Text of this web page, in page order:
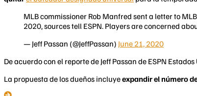
MLB commissioner Rob Manfred sent a letter to
2020, sources tell ESPN. Players are concerned
— Jeff Passan (@JeffPassan) June 21, 2020
De acuerdo con el reporte de Jeff Passan de ESPN
La propuesta de los dueños incluyeexpandir el número